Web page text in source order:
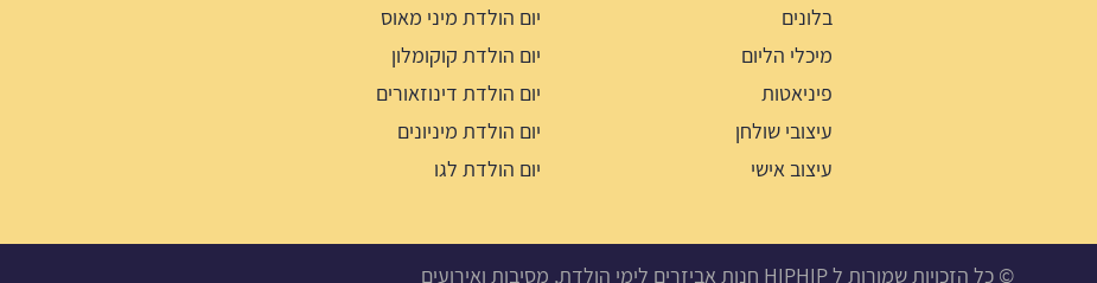
בלונים
מיכלי הליום
פיניאטות
עיצובי שולחן
עיצוב אישי
יום הולדת מיני מאוס
יום הולדת קוקומלון
יום הולדת דינוזאורים
יום הולדת מיניונים
יום הולדת לגו
© כל הזכויות שמורות ל HIPHIP חנות אביזרים לימי הולדת, מסיבות ואירועים